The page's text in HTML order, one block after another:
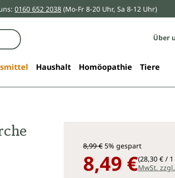
0160 652 2038 (Mo-Fr 8-20 Uhr, Sa 8-12 Uhr)
Über
Haushalt Homöopathie Tiere
8,99 € 5% gespart
8,49 €(28,30 € /
MwSt.